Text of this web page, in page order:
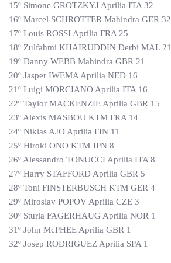
15º Simone GROTZKYJ Aprilia ITA 32
16º Marcel SCHROTTER Mahindra GER 32
17º Louis ROSSI Aprilia FRA 25
18º Zulfahmi KHAIRUDDIN Derbi MAL 21
19º Danny WEBB Mahindra GBR 21
20º Jasper IWEMA Aprilia NED 16
21º Luigi MORCIANO Aprilia ITA 16
22º Taylor MACKENZIE Aprilia GBR 15
23º Alexis MASBOU KTM FRA 14
24º Niklas AJO Aprilia FIN 11
25º Hiroki ONO KTM JPN 8
26º Alessandro TONUCCI Aprilia ITA 8
27º Harry STAFFORD Aprilia GBR 5
28º Toni FINSTERBUSCH KTM GER 4
29º Miroslav POPOV Aprilia CZE 3
30º Sturla FAGERHAUG Aprilia NOR 1
31º John McPHEE Aprilia GBR 1
32º Josep RODRIGUEZ Aprilia SPA 1